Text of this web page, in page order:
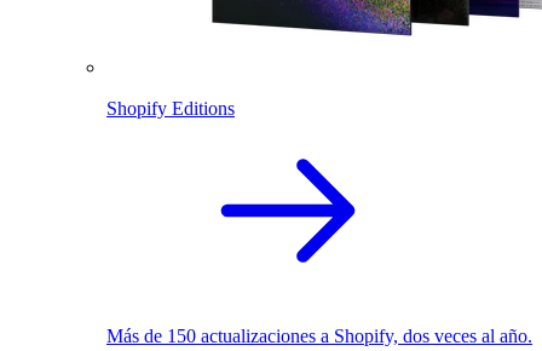
Shopify Editions
Más de 150 actualizaciones a Shopify, dos veces al año.